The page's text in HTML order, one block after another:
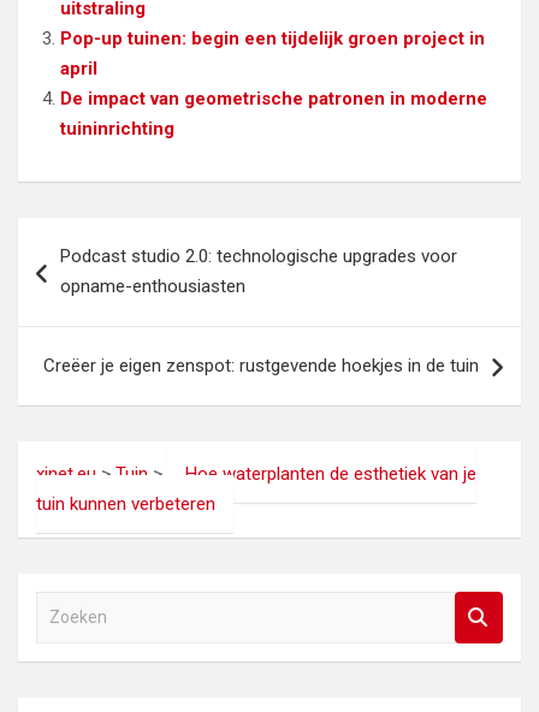
uitstraling
Pop-up tuinen: begin een tijdelijk groen project in
april
De impact van geometrische patronen in moderne
tuininrichting
navigatie
Podcast studio 2.0: technologische upgrades voor
opname-enthousiasten
Creëer je eigen zenspot: rustgevende hoekjes in de tuin
xinet.eu > Tuin >
Hoe waterplanten de esthetiek van je
tuin kunnen verbeteren
e